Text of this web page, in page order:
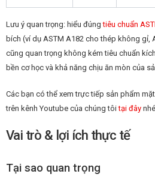
Lưu ý quan trọng: hiểu đúngtiêu chuẩn
bích (ví dụ ASTM A182 cho thép không gỉ,
cũng quan trọng không kém tiêu chuẩn
bền cơ học và khả năng chịu ăn mòn của
Các bạn có thể xem trực tiếp sản phẩm
trên kênh Youtube của chúng tôitại đây nhé.
Vai trò & lợi ích thực tế
Tại sao quan trọng